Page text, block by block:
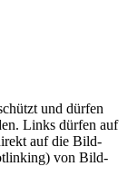
und dürfen
Links dürfen auf
auf die Bild-
von Bild-